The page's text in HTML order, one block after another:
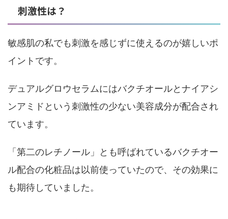
刺激性は？
敏感肌の私でも刺激を感じずに使えるのが嬉しいポ
イントです。
デュアルグロウセラムにはバクチオールとナイアシ
ンアミドという刺激性の少ない美容成分が配合され
ています。
「第二のレチノール」とも呼ばれているバクチオー
ル配合の化粧品は以前使っていたので、その効果に
も期待していました。